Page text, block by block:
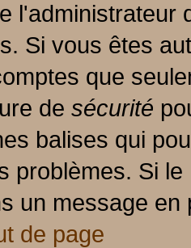
l'administrateur
Si vous êtes
que
de sécurité
balises qui
problèmes. Si
un message
de page